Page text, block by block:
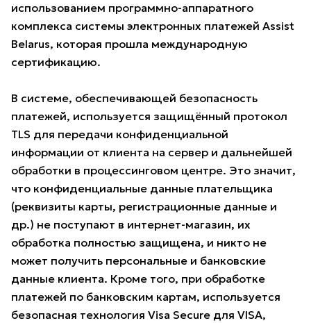
использованием программно-аппаратного
комплекса системы электронных платежей Assist
Belarus, которая прошла международную
сертификацию.
В системе, обеспечивающей безопасность
платежей, используется защищённый протокол
TLS для передачи конфиденциальной
информации от клиента на сервер и дальнейшей
обработки в процессинговом центре. Это значит,
что конфиденциальные данные плательщика
(реквизиты карты, регистрационные данные и
др.) не поступают в интернет-магазин, их
обработка полностью защищена, и никто не
может получить персональные и банковские
данные клиента. Кроме того, при обработке
платежей по банковским картам, используется
безопасная технология Visa Secure для VISA,